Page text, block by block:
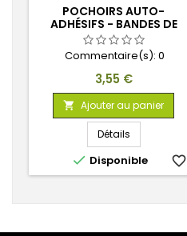
POCHOIRS AUTO-
ADHÉSIFS - BANDES DE
PRUDENCE
Commentaire(s): 0
Prix
3,55 €
 Ajouter au panier
Détails
 Disponible favorite_border